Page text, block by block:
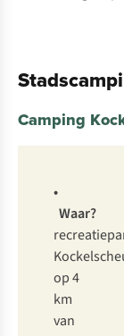
Camping
•
Waar?
op 4
km
van